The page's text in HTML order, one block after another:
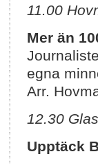
11.00
Mer än
egna
Arr.
12.30
Upptäck